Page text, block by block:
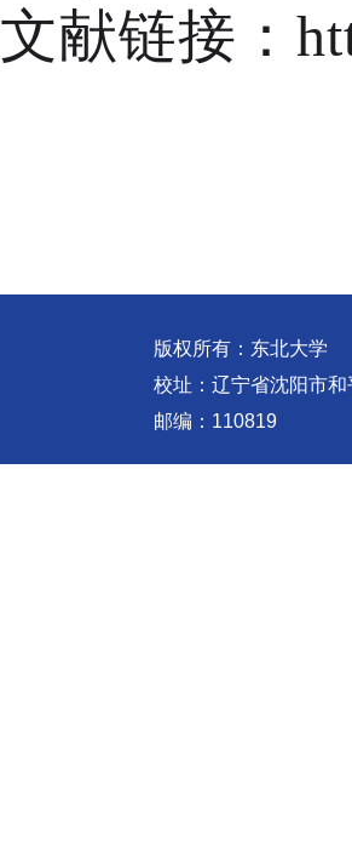
文献链接：
版权所有：东北大学
校址：辽宁省沈阳市
邮编：110819